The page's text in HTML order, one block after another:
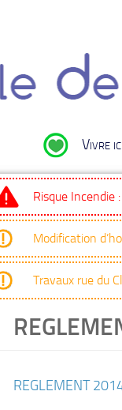
Vivre
Risque Incendie
Modification
Travaux rue du
REGLEMENT